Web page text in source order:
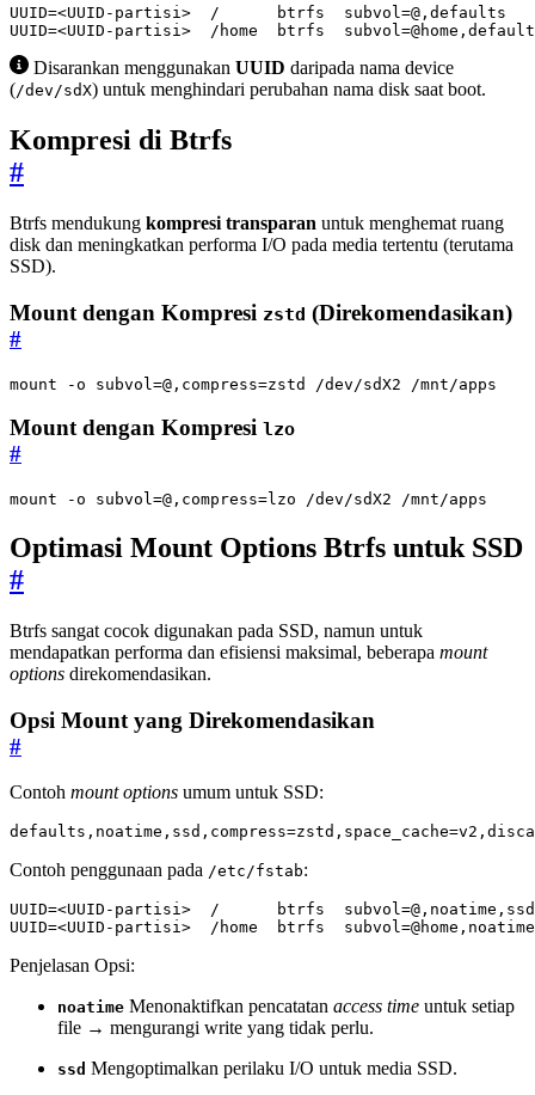
UUID=<UUID-partisi>  /home  btrfs
Disarankan menggunakan UUID daripada nama device
(/dev/sdX) untuk menghindari perubahan nama disk saat boot.
Kompresi di Btrfs
#
Btrfs mendukung kompresi transparan untuk menghemat ruang
disk dan meningkatkan performa I/O pada media tertentu (terutama
SSD).
Mount dengan Kompresi zstd (Direkomendasikan)
#
mount -o subvol =@,compress=zstd /dev/sdX2 /mnt/apps
Mount dengan Kompresi lzo
#
mount -o subvol=@,compress=lzo /dev/sdX2 /mnt/apps
Optimasi Mount Options Btrfs untuk SSD
#
Btrfs sangat cocok digunakan pada SSD, namun untuk
mendapatkan performa dan efisiensi maksimal, beberapa mount
options direkomendasikan.
Opsi Mount yang Direkomendasikan
#
Contoh mount options umum untuk SSD:
Contoh penggunaan pada /etc/fstab:
UUID=<UUID-partisi>  /home  btrfs
Penjelasan Opsi:
noatime Menonaktifkan pencatatan access time untuk setiap
file → mengurangi write yang tidak perlu.
ssd Mengoptimalkan perilaku I/O untuk media SSD.